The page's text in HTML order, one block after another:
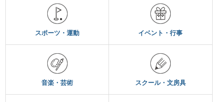
スポーツ・運動 イベント・行事
音楽・芸術 スクール・文房具